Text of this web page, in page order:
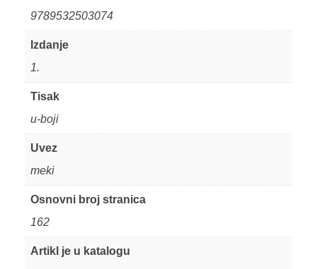
9789532503074
Izdanje
1.
Tisak
u-boji
Uvez
meki
Osnovni broj stranica
162
Artikl je u katalogu